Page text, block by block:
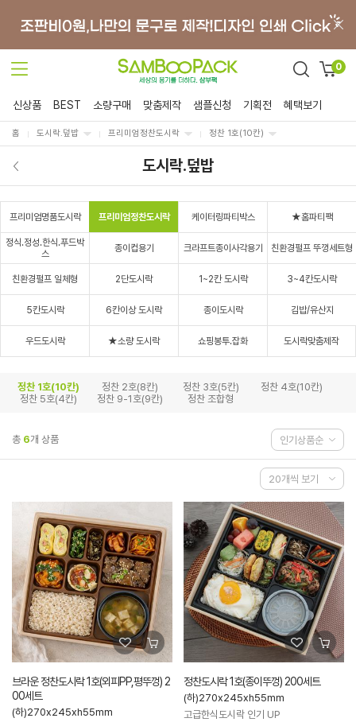
0
신상품 BEST 소량구매 맞춤제작 샘플신청 기획전 혜택보기
홈 도시락.덮밥 프리미엄정찬도시락 정찬 1호(10칸)
도시락.덮밥
프리미엄명품도시락 프리미엄정찬도시락 케이터링파티박스 ★홈파티팩
정식.정성.한식.푸드박
스
종이컵용기 크라프트종이사각용기 친환경펄프 뚜껑세트형
친환경펄프 일체형 2단도시락 1~2칸 도시락 3~4칸도시락
5칸도시락 6칸이상 도시락 종이도시락 김밥/유산지
우드도시락 ★소량 도시락 쇼핑봉투.잡화 도시락맞춤제작
정찬 1호(10칸) 정찬 2호(8칸) 정찬 3호(5칸)
정찬 4호(10칸)
정찬 5호(4칸)
정찬 9-1호(9칸) 정찬 조합형
총 6개 상품
브라운 정찬도시락 1호(외피PP,평뚜껑) 2
00세트
(하)270x245xh55mm
정찬도시락 1호(종이뚜껑) 200세트
(하)270x245xh55mm
고급한식도시락 인기 UP